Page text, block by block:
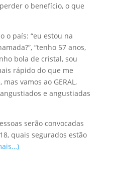
o benefício, o que
o país: “eu estou na
“tenho 57 anos,
bola de cristal, sou
rápido do que me
vamos ao GERAL,
e angustiadas
serão convocadas
quais segurados estão